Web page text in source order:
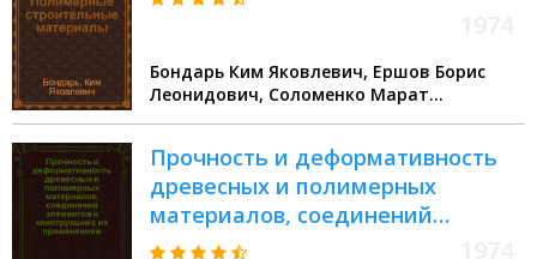
Бондарь Ким Яковлевич, Ершов Борис
Леонидович, Соломенко Марат
Прочность и деформативность
древесных и полимерных
материалов, соединений
элементов и конструкций с их